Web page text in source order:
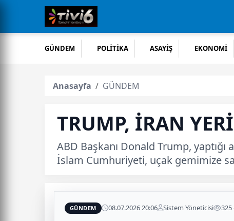
GÜNDEM POLİTİKA ASAYİŞ EKONOMİ
Anasayfa GÜNDEM
TRUMP, İRAN
ABD Başkanı Donald Trump,
İslam Cumhuriyeti, uçak gemimize
GÜNDEM 08.07.2026 20:06 Sistem Yöneticisi